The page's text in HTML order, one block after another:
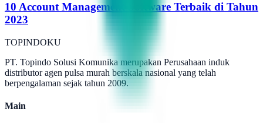
10 Account Management Software Terbaik di Tahun
2023
TOPINDOKU
PT. Topindo Solusi Komunika merupakan Perusahaan induk
distributor agen pulsa murah berskala nasional yang telah
berpengalaman sejak tahun 2009.
Main